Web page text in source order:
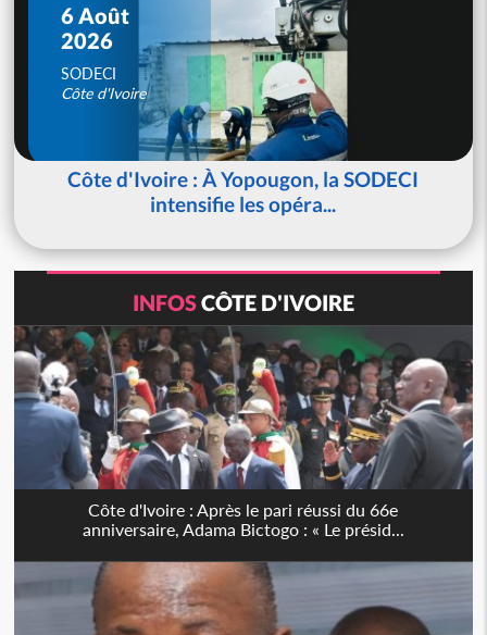
6 Août
2026
SODECI
Côte d'Ivoire
Côte d'Ivoire : À Yopougon, la SODECI
intensifie les opéra...
INFOSCÔTE D'IVOIRE
Côte d'Ivoire : Après le pari réussi du 66e
anniversaire, Adama Bictogo : « Le présid...